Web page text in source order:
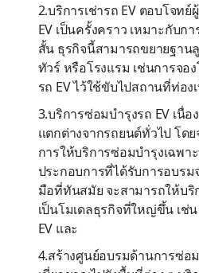
2.บริการเช่ารถ EV ตอบโจท
EV เป็นครั้งคราว เหมาะกับก
สั้น ธุรกิจนี้สามารถขยายฐา
ทัวร์ หรือโรงแรม เช่นการจอ
รถ EV ไว้ใช้ขับไปสถานที่ท่อ
3.บริการซ่อมบำรุงรถ EV เนื่
แตกต่างจากรถยนต์ทั่วไป โด
การให้บริการซ่อมบำรุงเฉพา
ประกอบการที่ได้รับการอบรม
มือที่ทันสมัย จะสามารถให้บริ
เป็นโมเดลธุรกิจที่ใหญ่ขึ้น เช่
EV และ
4.สร้างศูนย์อบรมด้านการซ่อ